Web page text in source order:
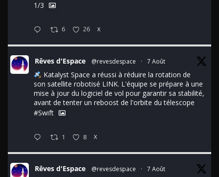
1/3
6 26 X
Rêves d'Espace @revesdespace · 7 Août
Katalyst Space a réussi à réduire la rotation de
son satellite robotisé LINK. L'équipe se prépare à une
mise à jour du logiciel de vol pour garantir sa stabilité,
avant de tenter un reboost de l'orbite du télescope
#Swift
1 8 X
Rêves d'Espace @revesdespace · 7 Août